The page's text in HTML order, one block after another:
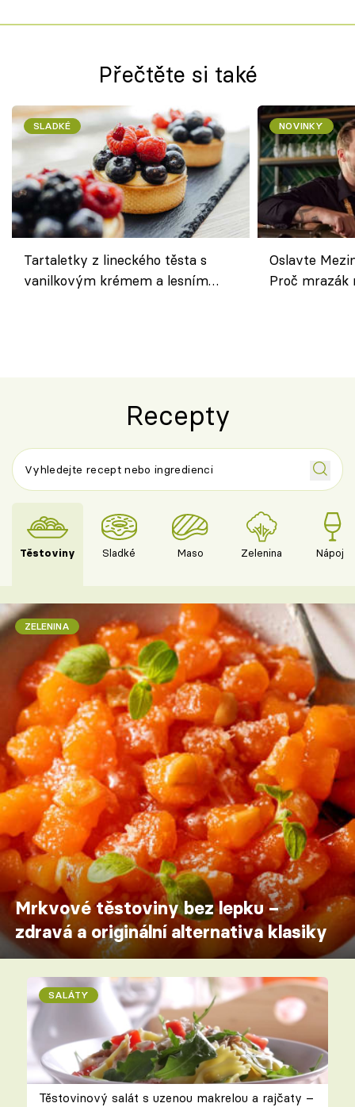
Přečtěte si také
SLADKÉ
Tartaletky z lineckého těsta s
vanilkovým krémem a lesním
NOVINKY
Oslavte
Proč
Recepty
Těstoviny Sladké Maso Zelenina Nápoje
ZELENINA
Mrkvové těstoviny bez lepku –
zdravá a originální alternativa klasiky
SALÁTY
Těstovinový salát s uzenou makrelou a rajčaty –